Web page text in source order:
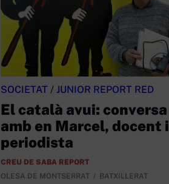
SOCIETAT / JUNIOR REPORT RED
El català avui: conversa
amb en Marcel, docent i
periodista
CREU DE SABA REPORT
OLESA DE MONTSERRAT
BATXILLERAT